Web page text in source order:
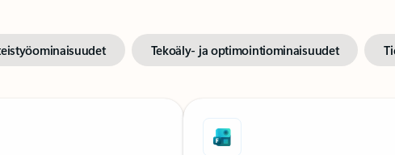
Tekoäly- ja optimointiominaisuudet